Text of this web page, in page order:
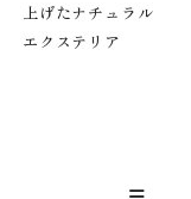
上げたナチュラル
エクステリア